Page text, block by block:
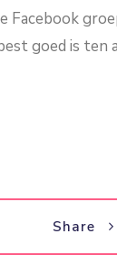
goed is ten
Share